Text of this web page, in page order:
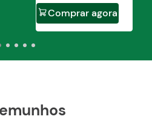
Comprar agora